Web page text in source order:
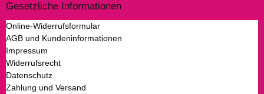
Gesetzliche Informationen
Online-Widerrufsformular
AGB und Kundeninformationen
Impressum
Widerrufsrecht
Datenschutz
Zahlung und Versand